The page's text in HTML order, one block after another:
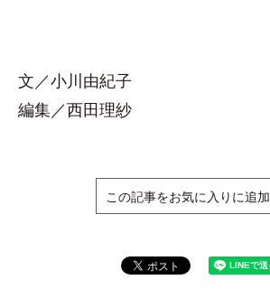
文／小川由紀子
編集／西田理紗
この記事をお気に入りに追加